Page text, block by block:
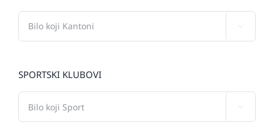
SPORTSKI KLUBOVI